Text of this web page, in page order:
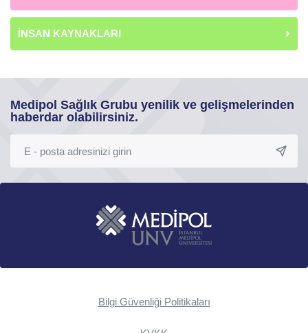
İNSAN KAYNAKLARI
Medipol Sağlık Grubu yenilik ve gelişmelerinden
haberdar olabilirsiniz.
Bilgi Güvenliği Politikaları